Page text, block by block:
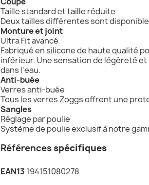
Taille standard et taille réduite
Deux tailles différentes sont
Monture et joint
Ultra Fit avancé
Fabriqué en silicone de haute qualité
inférieur. Une sensation de légèreté
dans l'eau.
Anti-buée
Verres anti-buée
Tous les verres Zoggs offrent une
Sangles
Réglage par poulie
Système de poulie exclusif à notre
Références spécifiques
EAN13 194151080278